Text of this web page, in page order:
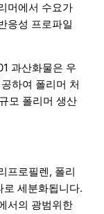
머에서 수요가
응성 프로파일
과산화물은 우
하여 폴리머 처
모 폴리머 생산
프로필렌, 폴리
로 세분화됩니다.
서의 광범위한